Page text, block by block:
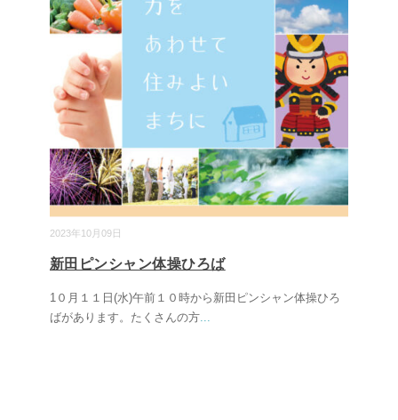
2023年10月09日
新田ピンシャン体操ひろば
1０月１１日(水)午前１０時から新田ピンシャン体操ひろ
ばがあります。たくさんの方